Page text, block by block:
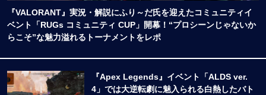
『VALORANT』実況・解説にふり～だ氏を迎えたコミュニティイ
ベント「RUGs コミュニティ CUP」開幕！“プロシーンじゃないか
らこそ”な魅力溢れるトーナメントをレポ
『Apex Legends』イベント「ALDS ver.
4」では大逆転劇に魅入られる白熱したバト